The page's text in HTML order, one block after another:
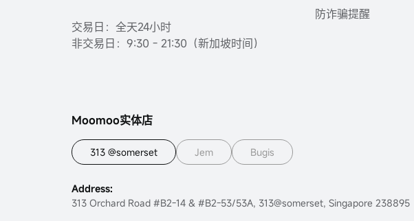
7月至10月moomoo 新人大礼包
认购NOONTALK MEDIA IPO，必得现金
CapitaStar & Moomoo SG - Dec 2022
Take Charge of Your Future Instagram
Contest Terms & Conditions Official - Feb
交易日：全天24小时
非交易日：9:30 - 21:30（新加坡时间）
防诈骗提醒
Moomoo实体店
313 @somerset Jem Bugis
Address:
313 Orchard Road #B2-14 & #B2-53/53A, 313@somerset, Singapore 238895